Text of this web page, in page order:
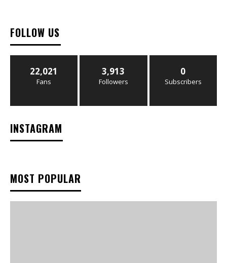
FOLLOW US
22,021
Fans
3,913
Followers
0
Subscribers
INSTAGRAM
MOST POPULAR